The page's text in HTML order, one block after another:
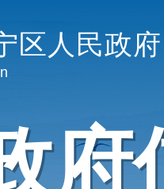
区人民政府
府